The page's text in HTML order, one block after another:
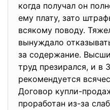
когда получал он
ему плату, зато
всякому поводу.
вынуждало
за содержание.
труд презирался, и в
рекомендуется
Договор купли-
проработан из-за